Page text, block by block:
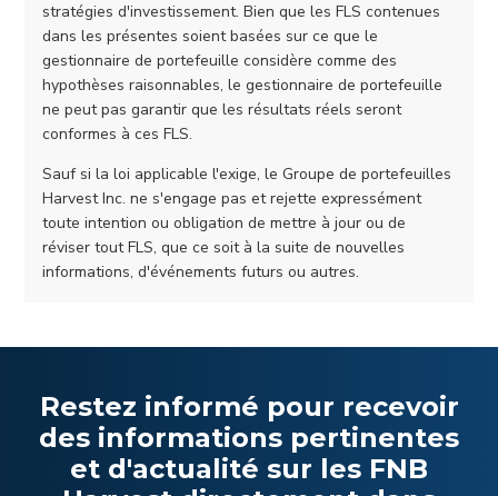
stratégies d'investissement. Bien que les FLS contenues
dans les présentes soient basées sur ce que le
gestionnaire de portefeuille considère comme des
hypothèses raisonnables, le gestionnaire de portefeuille
ne peut pas garantir que les résultats réels seront
conformes à ces FLS.
Sauf si la loi applicable l'exige, le Groupe de portefeuilles
Harvest Inc. ne s'engage pas et rejette expressément
toute intention ou obligation de mettre à jour ou de
réviser tout FLS, que ce soit à la suite de nouvelles
informations, d'événements futurs ou autres.
Restez informé pour recevoir
des informations pertinentes
et d'actualité sur les FNB